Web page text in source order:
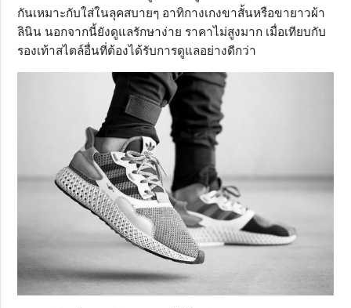
กันเหมาะกับใส่ในลุคสบายๆ อาทิกางเกงขาสั้นหรือขายาวผ้า
ลินิน นอกจากนี้ยังดูแลรักษาง่าย ราคาไม่สูงมาก เมื่อเทียบกับ
รองเท้าสไตล์อื่นที่ต้องได้รับการดูแลอย่างดีกว่า